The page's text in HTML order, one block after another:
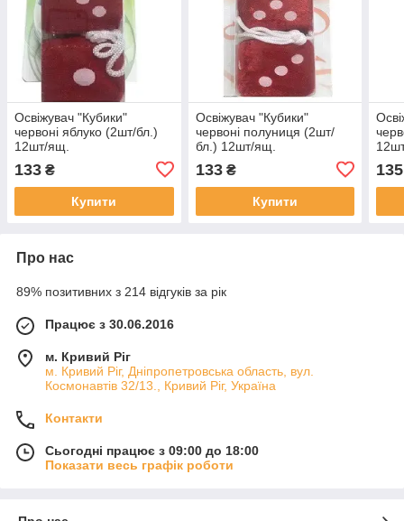
Освіжувач "Кубики"
червоні яблуко (2шт/бл.)
12шт/ящ.
133 ₴
Купити
Освіжувач "Кубики"
червоні полуниця (2шт/
бл.) 12шт/ящ.
133₴
Купити
135
Про нас
89% позитивних з 214 відгуків за рік
Працює з 30.06.2016
м. Кривий Ріг
м. Кривий Ріг, Дніпропетровська область, вул.
Космонавтів 32/13., Кривий Ріг, Україна
Контакти
Сьогодні працює з 09:00 до 18:00
Показати весь графік роботи